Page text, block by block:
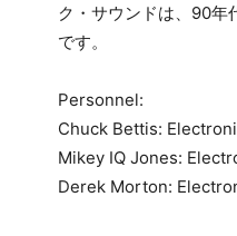
ク・サウンドは、90年
です。
Personnel:
Chuck Bettis:
Mikey IQ Jones:
Derek Morton: